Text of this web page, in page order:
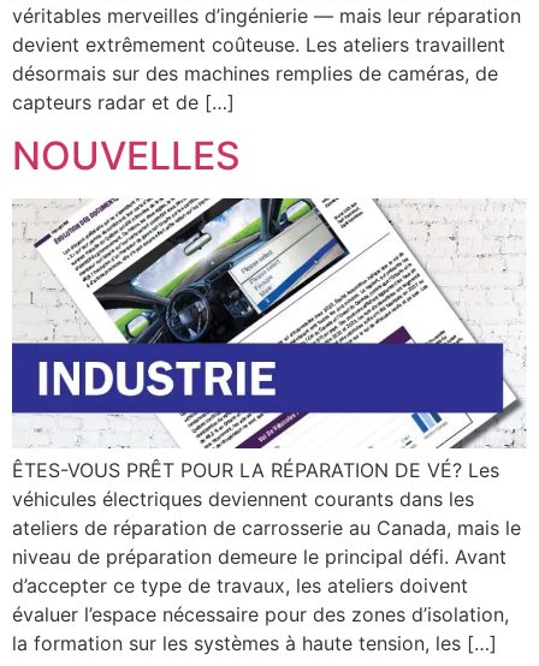
véritables merveilles d’ingénierie — mais leur réparation
devient extrêmement coûteuse. Les ateliers travaillent
désormais sur des machines remplies de caméras, de
capteurs radar et de […]
NOUVELLES
ÊTES-VOUS PRÊT POUR LA RÉPARATION DE VÉ? Les
véhicules électriques deviennent courants dans les
ateliers de réparation de carrosserie au Canada, mais le
niveau de préparation demeure le principal défi. Avant
d’accepter ce type de travaux, les ateliers doivent
évaluer l’espace nécessaire pour des zones d’isolation,
la formation sur les systèmes à haute tension, les […]